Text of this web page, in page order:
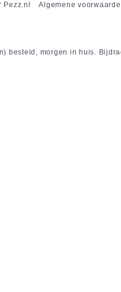
Pezz.nl Algemene
besteld, morgen in huis.